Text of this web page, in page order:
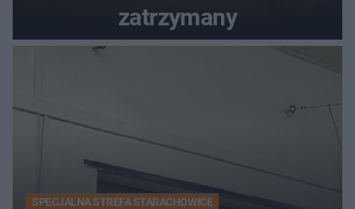
zatrzymany
SPECJALNA STREFA STARACHOWICE